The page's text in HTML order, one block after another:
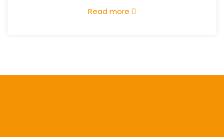
itu, penting untuk memilih
bahan dus chicken
Read more